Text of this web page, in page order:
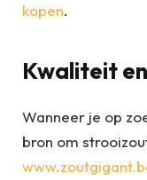
kopen.
Kwaliteit
Wanneer je op
bron om